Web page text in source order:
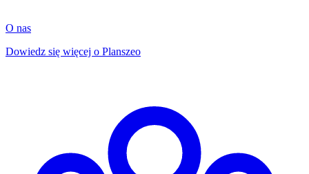
O nas
Dowiedz się więcej o Planszeo